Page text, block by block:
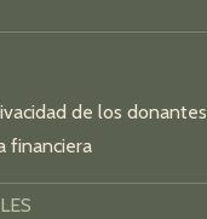
de los donantes
financiera